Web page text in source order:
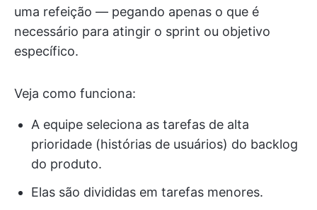
uma refeição — pegando apenas o que é
necessário para atingir o sprint ou objetivo
específico.
Veja como funciona:
A equipe seleciona as tarefas de alta
prioridade (histórias de usuários) do backlog
do produto.
Elas são divididas em tarefas menores.